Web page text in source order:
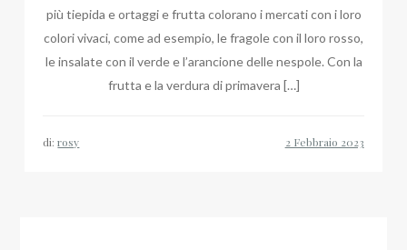
più tiepida e ortaggi e frutta colorano i mercati con i loro
colori vivaci, come ad esempio, le fragole con il loro rosso,
le insalate con il verde e l’arancione delle nespole. Con la
frutta e la verdura di primavera […]
di:rosy